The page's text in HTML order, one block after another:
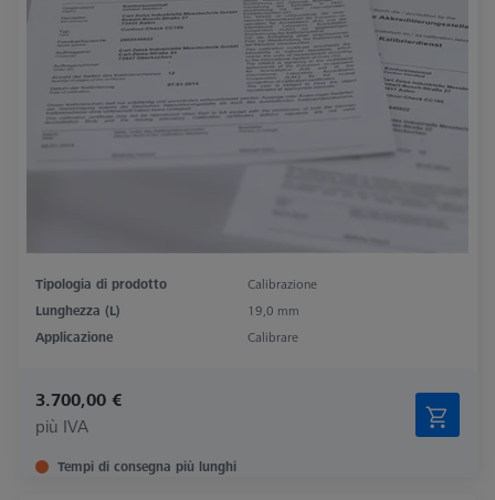
Tipologia di prodotto
Calibrazione
Lunghezza (L)
19,0 mm
Applicazione
Calibrare
3.700,00 €
più IVA
Tempi di consegna più lunghi